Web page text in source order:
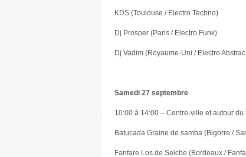
KDS (Toulouse / Electro Techno)
Dj Prosper (Paris / Electro Funk)
Dj Vadim (Royaume-Uni / Electro
Samedi 27 septembre
10:00 à 14:00 – Centre-ville et autour du
Batucada Graine de samba (Bigorre /
Fanfare Los de Seiche (Bordeaux /